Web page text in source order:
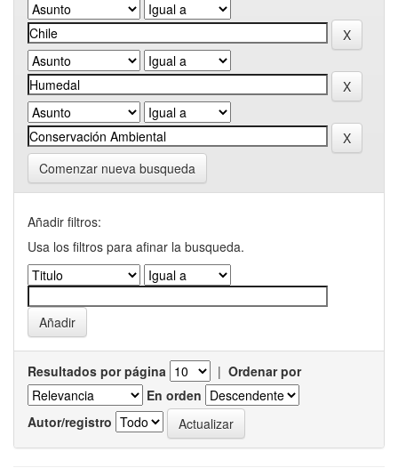
Comenzar nueva busqueda
Añadir filtros:
Usa los filtros para afinar la busqueda.
Resultados por página | Ordenar por
En orden
Autor/registro